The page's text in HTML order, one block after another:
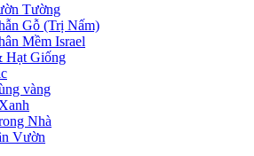
Tường
Gỗ (Trị Nấm)
Mềm Israel
Hạt Giống
vàng
Nhà
Vườn